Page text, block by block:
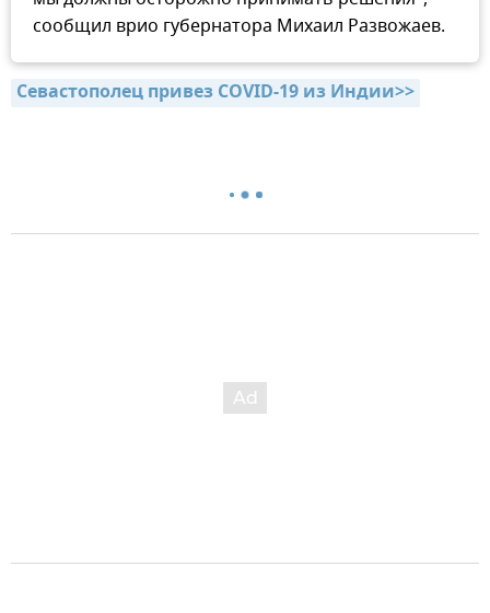
сообщил врио губернатора Михаил Развожаев.
Севастополец привез COVID-19 из Индии>>